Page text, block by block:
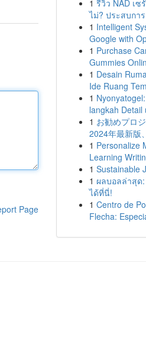
Page
1 รีวิว NAD เ
ไม่? ประสบกา
1 Intelligent
Google with
1 Purchase
Gummies
1 Desain
Ide Ruang
1
langkah Detail
1 お勧めプロ
2024年最新版
1 Personalize
Learning
1 Sustainable
1 ผลบอลล่าสุด
ได้ที่นี่!
1 Centro de
Flecha: